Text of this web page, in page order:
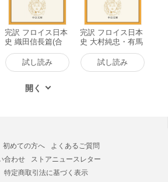
完訳 フロイス日本
史 織田信長篇(合
本) 電子書籍版
試し読み
完訳 フロイス日本
史 大村純忠・有馬
晴信篇(合本) 電子
書籍版試し読み
初めての方へ
よくあるご質問
合わせ
ストアニュースレター
特定商取引法に基づく表示